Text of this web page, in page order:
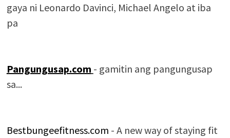
gaya ni Leonardo Davinci, Michael Angelo at iba
pa
Pangungusap.com - gamitin ang pangungusap
sa...
Bestbungeefitness.com - A new way of staying fit